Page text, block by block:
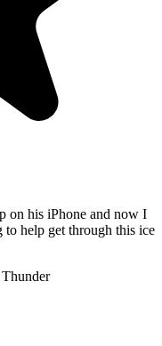
on his iPhone and now I
help get through this ice